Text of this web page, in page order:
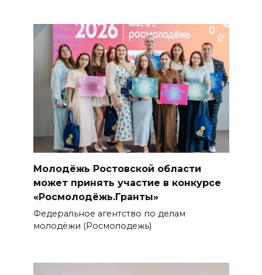
Молодёжь Ростовской области
может принять участие в конкурсе
«Росмолодёжь.Гранты»
Федеральное агентство по делам
молодёжи (Росмолодежь)